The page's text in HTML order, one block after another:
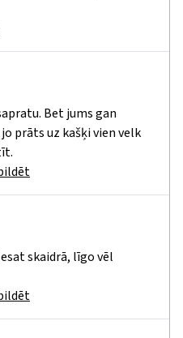
Bet jums gan
prāts uz kašķi vien velk
skaidrā, līgo vēl